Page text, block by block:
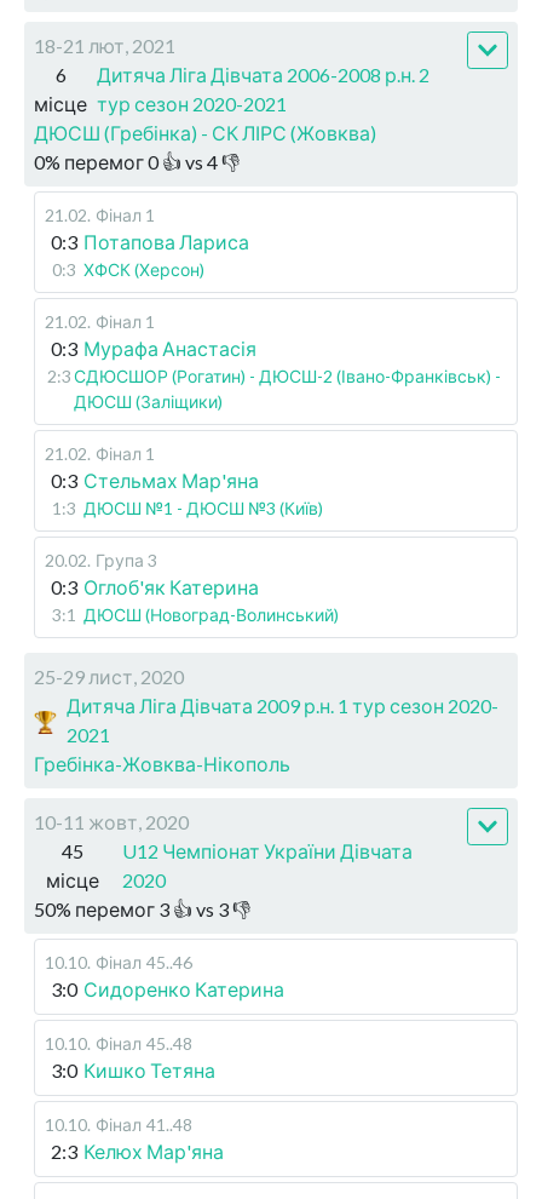
18-21 лют, 2021
6
місце
Дитяча Ліга Дівчата 2006-2008 р.н. 2
тур сезон 2020-2021
ДЮСШ (Гребінка) - СК ЛІРС (Жовква)
0% перемог0👍 vs 4👎
21.02. Фінал 1
0:3 Потапова Лариса
0:3 ХФСК (Херсон)
21.02. Фінал 1
0:3 Мурафа Анастасія
2:3СДЮСШОР (Рогатин) - ДЮСШ-2 (Івано-Франківськ) -
ДЮСШ (Заліщики)
21.02. Фінал 1
0:3 Стельмах Мар'яна
1:3 ДЮСШ №1 - ДЮСШ №3 (Київ)
20.02. Група 3
0:3 Оглоб'як Катерина
3:1 ДЮСШ (Новоград-Волинський)
25-29 лист, 2020
Дитяча Ліга Дівчата 2009 р.н. 1 тур сезон 2020-
2021
Гребінка-Жовква-Нікополь
10-11 жовт, 2020
45
місце
U12 Чемпіонат України Дівчата
2020
50% перемог 3 👍 vs 3👎
10.10. Фінал 45..46
3:0 Сидоренко Катерина
10.10. Фінал 45..48
3:0 Кишко Тетяна
10.10. Фінал 41..48
2:3 Келюх Мар'яна